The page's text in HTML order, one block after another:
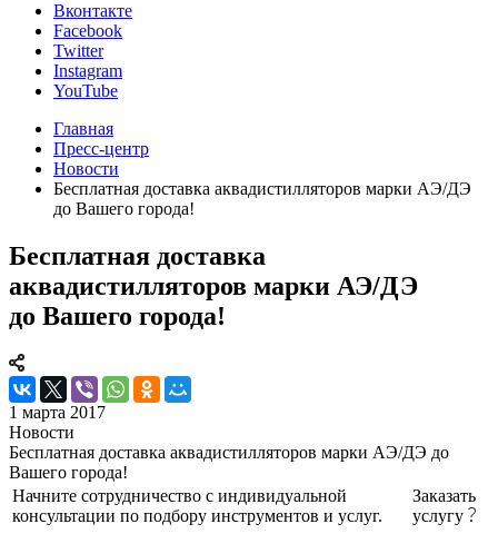
Вконтакте
Facebook
Twitter
Instagram
YouTube
Главная
Пресс-центр
Новости
Бесплатная доставка аквадистилляторов марки АЭ/ДЭ
до Вашего города!
Бесплатная доставка
аквадистилляторов марки АЭ/ДЭ
до Вашего города!
1 марта 2017
Новости
Бесплатная доставка аквадистилляторов марки АЭ/ДЭ до
Вашего города!
Начните сотрудничество с индивидуальной
консультации по подбору инструментов и услуг.
Заказать
услугу